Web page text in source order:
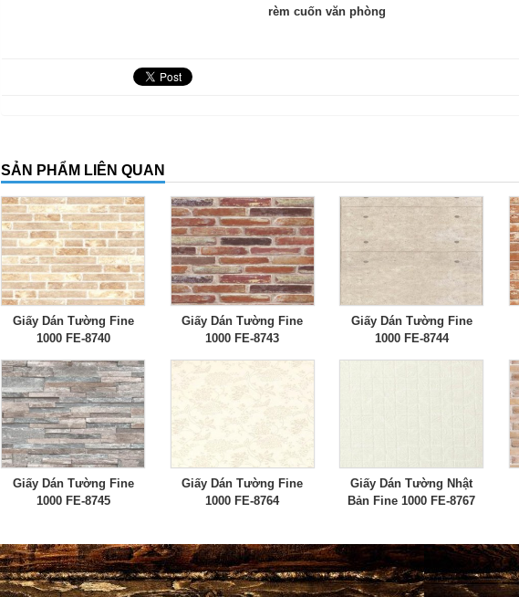
rèm cuốn văn phòng
SẢN PHẨM LIÊN QUAN
Giấy Dán Tường Fine
1000 FE-8740
Giấy Dán Tường Fine
1000 FE-8743
Giấy Dán Tường Fine
1000 FE-8744
Giấy Dán Tường Fine
1000 FE-8745
Giấy Dán Tường Fine
1000 FE-8764
Giấy Dán Tường Nhật
Bản Fine 1000 FE-8767